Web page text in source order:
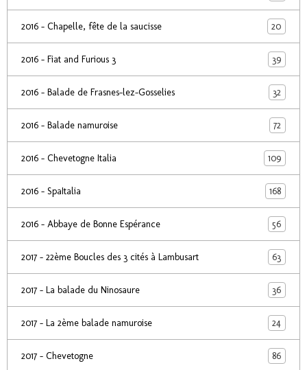
2016 - Chapelle, fête de la saucisse 20
2016 - Fiat and Furious 3 39
2016 - Balade de Frasnes-lez-Gosselies 32
2016 - Balade namuroise 72
2016 - Chevetogne Italia 109
2016 - SpaItalia 168
2016 - Abbaye de Bonne Espérance 56
2017 - 22ème Boucles des 3 cités à Lambusart 63
2017 - La balade du Ninosaure 36
2017 - La 2ème balade namuroise 24
2017 - Chevetogne 86